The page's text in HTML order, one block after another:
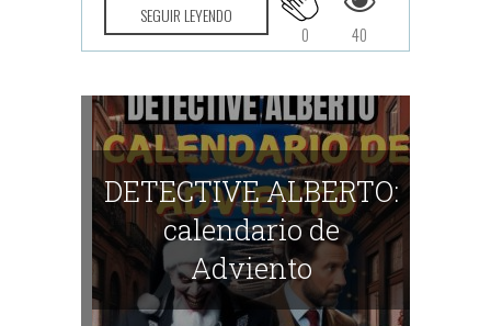
SEGUIR LEYENDO
40
0
DETECTIVE ALBERTO:
calendario de
Adviento